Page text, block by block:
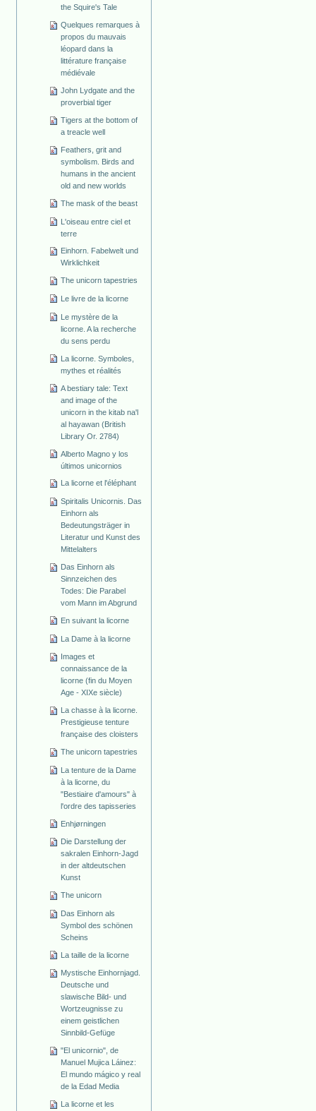
the Squire's Tale
Quelques remarques à
propos du mauvais
léopard dans la
littérature française
médiévale
John Lydgate and the
proverbial tiger
Tigers at the bottom of
a treacle well
Feathers, grit and
symbolism. Birds and
humans in the ancient
old and new worlds
The mask of the beast
L'oiseau entre ciel et
terre
Einhorn. Fabelwelt und
Wirklichkeit
The unicorn tapestries
Le livre de la licorne
Le mystère de la
licorne. A la recherche
du sens perdu
La licorne. Symboles,
mythes et réalités
A bestiary tale: Text
and image of the
unicorn in the kitab na'l
al hayawan (British
Library Or. 2784)
Alberto Magno y los
últimos unicornios
La licorne et l'éléphant
Spiritalis Unicornis. Das
Einhorn als
Bedeutungsträger in
Literatur und Kunst des
Mittelalters
Das Einhorn als
Sinnzeichen des
Todes: Die Parabel
vom Mann im Abgrund
En suivant la licorne
La Dame à la licorne
Images et
connaissance de la
licorne (fin du Moyen
Age - XIXe siècle)
La chasse à la licorne.
Prestigieuse tenture
française des cloisters
The unicorn tapestries
La tenture de la Dame
à la licorne, du
"Bestiaire d'amours" à
l'ordre des tapisseries
Enhjørningen
Die Darstellung der
sakralen Einhorn-Jagd
in der altdeutschen
Kunst
The unicorn
Das Einhorn als
Symbol des schönen
Scheins
La taille de la licorne
Mystische Einhornjagd.
Deutsche und
slawische Bild- und
Wortzeugnisse zu
einem geistlichen
Sinnbild-Gefüge
"El unicornio", de
Manuel Mujica Láinez:
El mundo mágico y real
de la Edad Media
La licorne et les